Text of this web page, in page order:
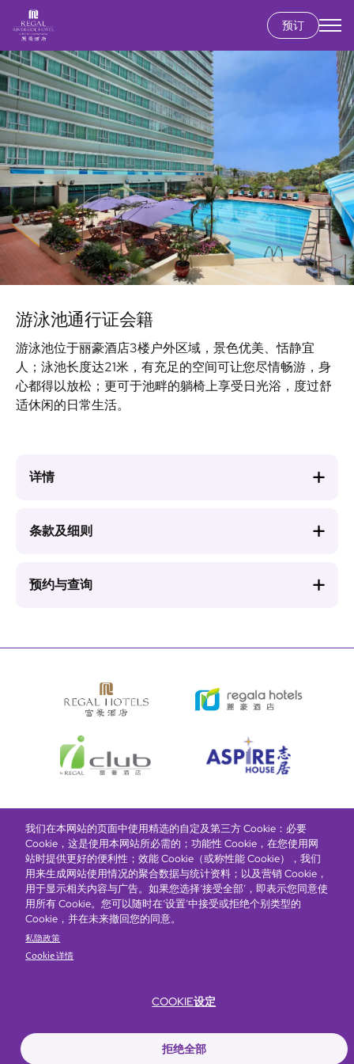
跳
转
到
主
要
内
容
预订
图
像
游泳池通行证会籍
游泳池位于丽豪酒店3楼户外区域，景色优美、恬静宜
人；泳池长度达21米，有充足的空间可让您尽情畅游，身
心都得以放松；更可于池畔的躺椅上享受日光浴，度过舒
适休闲的日常生活。
详情
条款及细则
预约与查询
富豪酒店主页关于我们推广及优惠住宿奖励计划
Footer无障碍声明私隐声明Cookie政策网站使用条款
抢先一步，掌握最新资讯！
我们在本网站的页面中使用精选的自定及第三方 Cookie：必要
Cookie，这是使用本网站所必需的；功能性 Cookie，在您使用网
站时提供更好的便利性；效能 Cookie（或称性能 Cookie），我们
用来生成网站使用情况的聚合数据与统计资料；以及营销 Cookie，
用于显示相关内容与广告。如果您选择‘接受全部’，即表示您同意使
用所有 Cookie。您可以随时在‘设置’中接受或拒绝个别类型的
Cookie，并在未来撤回您的同意。
私隐政策
Cookie 详情
COOKIE设定
拒绝全部